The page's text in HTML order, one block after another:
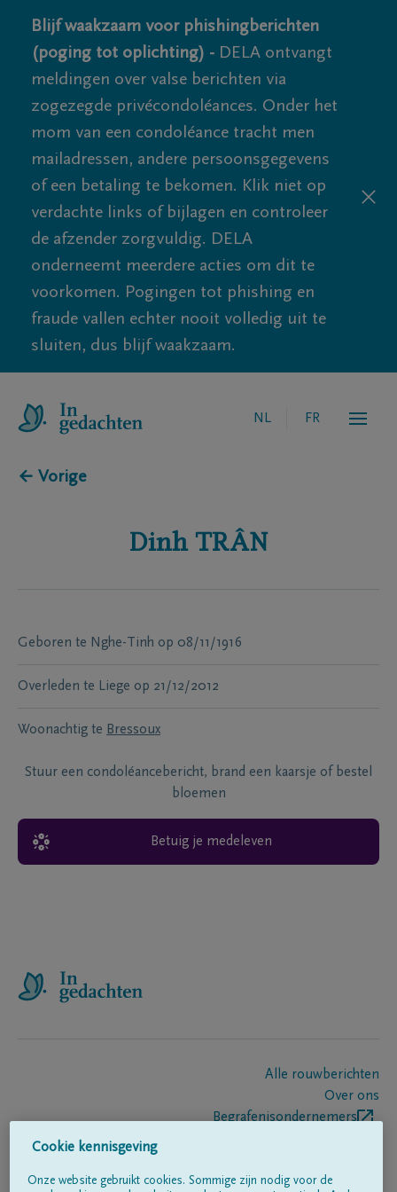
Blijf waakzaam voor phishingberichten
(poging tot oplichting) - DELA ontvangt
meldingen over valse berichten via
zogezegde privécondoléances. Onder het
mom van een condoléance tracht men
mailadressen, andere persoonsgegevens
of een betaling te bekomen. Klik niet op
verdachte links of bijlagen en controleer
de afzender zorgvuldig. DELA
onderneemt meerdere acties om dit te
voorkomen. Pogingen tot phishing en
fraude vallen echter nooit volledig uit te
sluiten, dus blijf waakzaam.
NL FR
← Vorige
Dinh TRÂN
Geboren te Nghe-Tinh op 08/11/1916
Overleden te Liege op 21/12/2012
Woonachtig te Bressoux
Stuur een condoléancebericht, brand een kaarsje of bestel
bloemen
Betuig je medeleven
Alle rouwberichten
Over ons
Begrafenisondernemers
Cookie kennisgeving
Onze website gebruikt cookies. Sommige zijn nodig voor de